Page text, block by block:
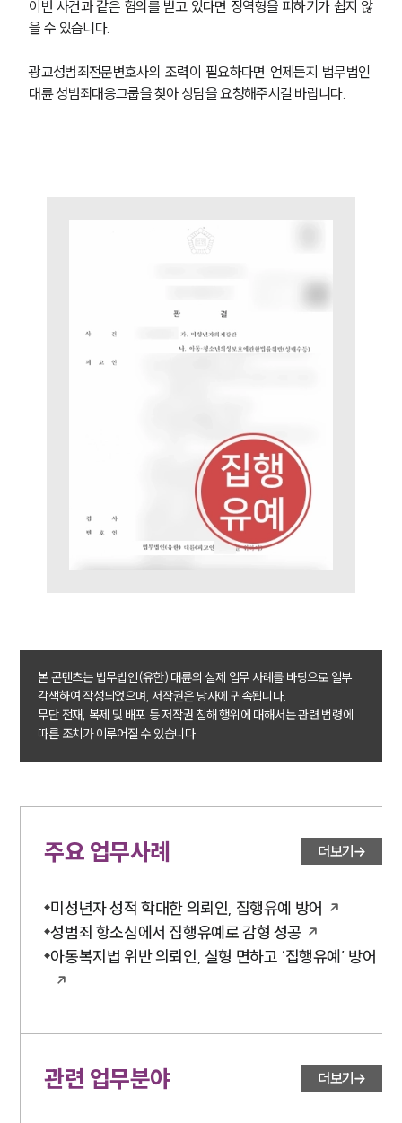
팀소개
오시는 길
글로벌 파트너 로펌
고객의 소리
업무사례
주요 업무사례
사례분석/최신동향
법률정보
법률지식인
고객후기
성범죄대응부 업무
전체
구성원 소개
성범죄전문변호사
법률 블로그
법률서식
뉴스레터/브로슈어
세미나
이번 사건과 같은 혐의를 받고 있다면 징역형을 피하기가 쉽지 않
을 수 있습니다.
광교성범죄전문변호사의 조력이 필요하다면 언제든지 법무법인
대륜 성범죄대응그룹을 찾아 상담을 요청해주시길 바랍니다.
본 콘텐츠는 법무법인(유한) 대륜의 실제 업무 사례를 바탕으로 일부
각색하여 작성되었으며, 저작권은 당사에 귀속됩니다.
무단 전재, 복제 및 배포 등 저작권 침해 행위에 대해서는 관련 법령에
따른 조치가 이루어질 수 있습니다.
주요 업무사례 더보기
미성년자 성적 학대한 의뢰인, 집행유예 방어
성범죄 항소심에서 집행유예로 감형 성공
아동복지법 위반 의뢰인, 실형 면하고 ‘집행유예’ 방어
관련 업무분야 더보기